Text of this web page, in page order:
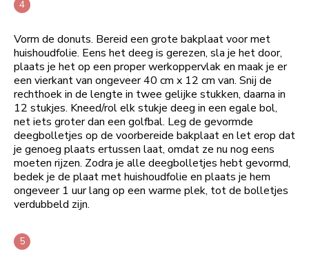
Vorm de donuts. Bereid een grote bakplaat voor met
huishoudfolie. Eens het deeg is gerezen, sla je het door,
plaats je het op een proper werkoppervlak en maak je er
een vierkant van ongeveer 40 cm x 12 cm van. Snij de
rechthoek in de lengte in twee gelijke stukken, daarna in
12 stukjes. Kneed/rol elk stukje deeg in een egale bol,
net iets groter dan een golfbal. Leg de gevormde
deegbolletjes op de voorbereide bakplaat en let erop dat
je genoeg plaats ertussen laat, omdat ze nu nog eens
moeten rijzen. Zodra je alle deegbolletjes hebt gevormd,
bedek je de plaat met huishoudfolie en plaats je hem
ongeveer 1 uur lang op een warme plek, tot de bolletjes
verdubbeld zijn.